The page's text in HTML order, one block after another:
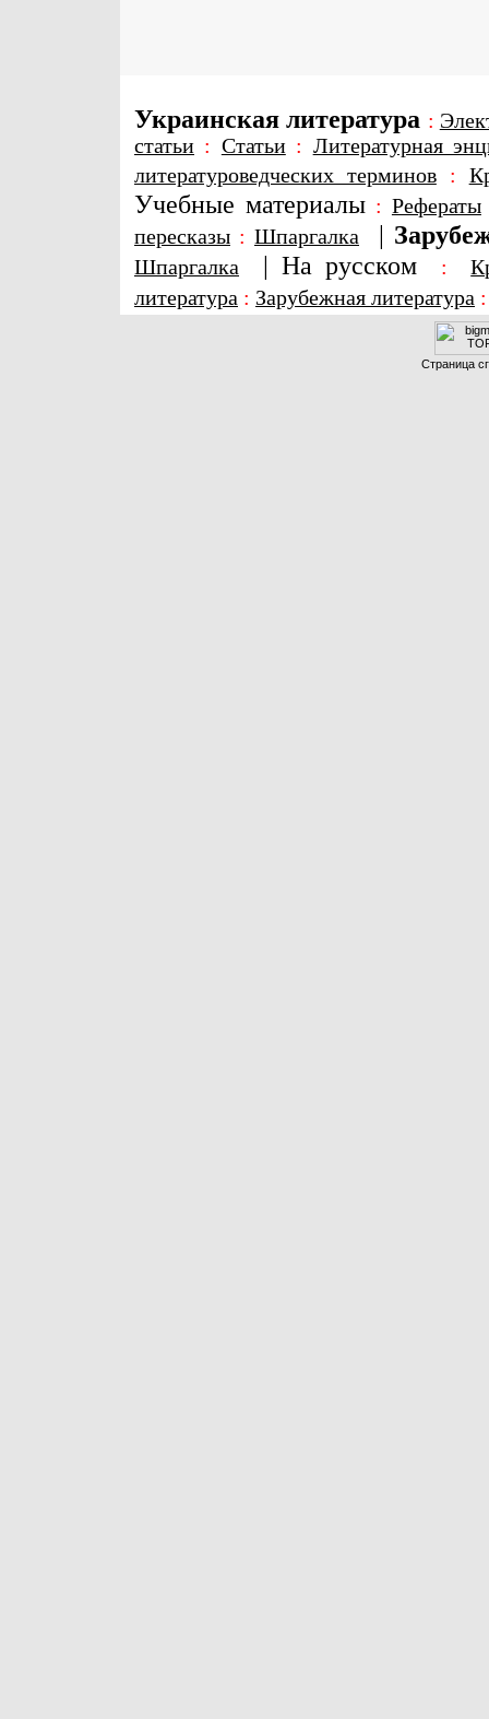
Украинская литература :
статьи : Статьи: Литературная
литературоведческих терминов:
Учебные материалы : Рефераты
пересказы : Шпаргалка |
Шпаргалка | На русском :
литература : Зарубежная литература
Страница